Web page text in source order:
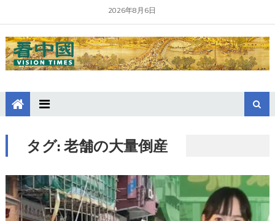
2026年8月6日
タグ:老舗の大量倒産